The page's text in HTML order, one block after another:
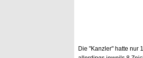
Die "Kanzler" hatte nur